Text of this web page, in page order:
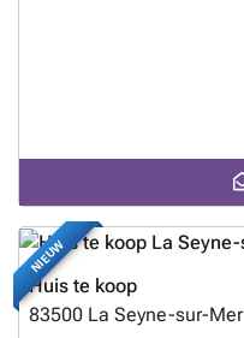
NIEUW
Huis te koop
83500 La Seyne-sur-Mer